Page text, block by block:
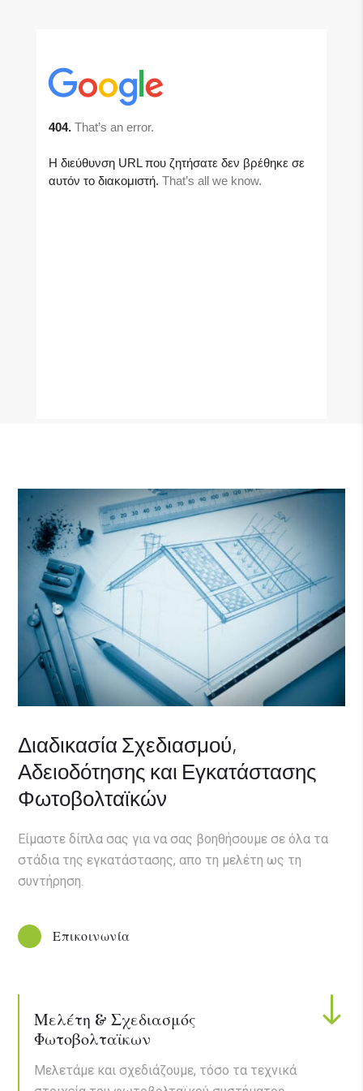
Διαδικασία Σχεδιασμού,
Αδειοδότησης και Εγκατάστασης
Φωτοβολταϊκών
Είμαστε δίπλα σας για να σας βοηθήσουμε σε όλα τα
στάδια της εγκατάστασης, απο τη μελέτη ως τη
συντήρηση.
Επικοινωνία
Μελέτη & Σχεδιασμός
Φωτοβολταϊκων
Μελετάμε και σχεδιάζουμε, τόσο τα τεχνικά